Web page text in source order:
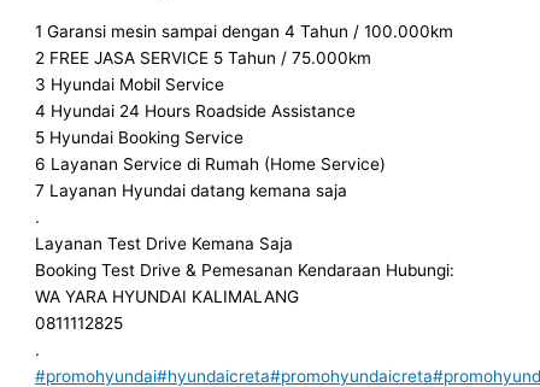
1 Garansi mesin sampai dengan 4 Tahun / 100.000km
2 FREE JASA SERVICE 5 Tahun / 75.000km
3 Hyundai Mobil Service
4 Hyundai 24 Hours Roadside Assistance
5 Hyundai Booking Service
6 Layanan Service di Rumah (Home Service)
7 Layanan Hyundai datang kemana saja
.
Layanan Test Drive Kemana Saja
Booking Test Drive & Pemesanan Kendaraan Hubungi:
WA YARA HYUNDAI KALIMALANG
0811112825
.
#promohyundai#hyundaicreta#promohyundaicreta